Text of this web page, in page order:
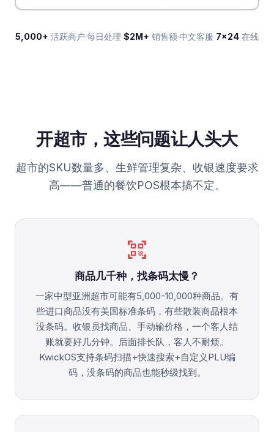
5,000+ 活跃商户·每日处理 $2M+ 销售额·中文客服 7×24 在线
开超市，这些问题让人头大
超市的SKU数量多、生鲜管理复杂、收银速度要求
高——普通的餐饮POS根本搞不定。
qr_code_scanner
商品几千种，找条码太慢？
一家中型亚洲超市可能有5,000-10,000种商品。有
些进口商品没有美国标准条码，有些散装商品根本
没条码。收银员找商品、手动输价格，一个客人结
账就要好几分钟。后面排长队，客人不耐烦。
KwickOS支持条码扫描+快速搜索+自定义PLU编
码，没条码的商品也能秒级找到。